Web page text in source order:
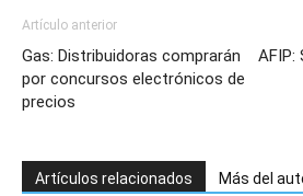
Artículo anterior
Gas: Distribuidoras comprarán
por concursos electrónicos de
precios
AFIP:
Artículos relacionados Más del